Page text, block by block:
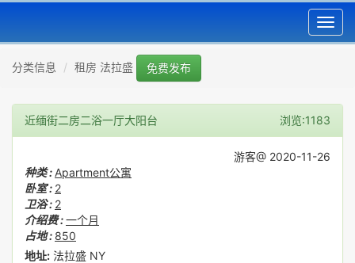
分类信息 租房 法拉盛 免费发布
近缅街二房二浴一厅大阳台 浏览:1183
游客@ 2020-11-26
种类 : Apartment公寓
卧室 : 2
卫浴 : 2
介绍费 :一个月
占地 : 850
地址: 法拉盛 NY